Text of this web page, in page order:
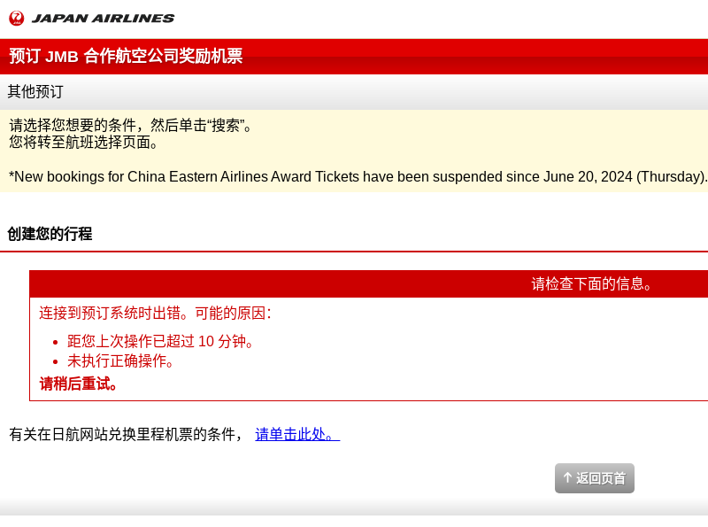
预订 JMB 合作航空公司奖励机票
其他预订
请选择您想要的条件，然后单击“搜索”。
您将转至航班选择页面。
*New bookings for China Eastern Airlines Award Tickets have been suspended since June 20, 2024 (Thursday).
创建您的行程
请检查下面的信息。
连接到预订系统时出错。可能的原因：
距您上次操作已超过 10 分钟。
未执行正确操作。
请稍后重试。
有关在日航网站兑换里程机票的条件， 请单击此处。
返回页首